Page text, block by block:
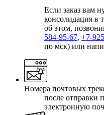
Если заказ вам
консолидация в
об этом,
584-95-67, +7-
по мск) или
Номера почтовых
после отправки
электронную